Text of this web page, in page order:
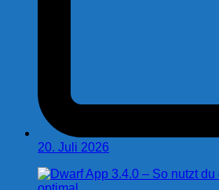
20. Juli 2026